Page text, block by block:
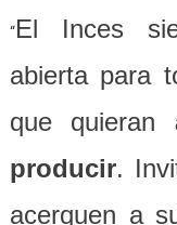
“El Inces
abierta para
que quieran
producir.
acerquen a